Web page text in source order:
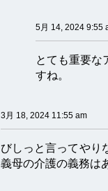
5月 14, 2024 9:55
とても重要な
すね。
3月 18, 2024 11:55 am
びしっと言ってやり
義母の介護の義務は